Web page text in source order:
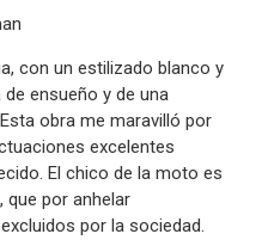
con un estilizado blanco y
ensueño y de una
obra me maravilló por
excelentes
El chico de la moto es
por anhelar
por la sociedad.